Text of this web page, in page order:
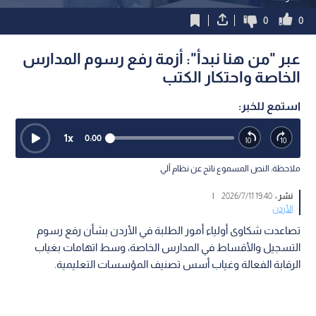
0
0
عبر "من هنا نبدأ": أزمة رفع رسوم المدارس
الخاصة واحتكار الكتب
استمع للخبر:
0:00
1x
ملاحظة: النص المسموع ناتج عن نظام آلي
نشر :19:40 2026/7/11
|
الأردن
تصاعدت شكاوى أولياء أمور الطلبة في الأردن بشأن رفع رسوم
التسجيل والأقساط في المدارس الخاصة، وسط اتهامات بغياب
الرقابة الفعالة وغياب أسس تصنيف المؤسسات التعليمية.